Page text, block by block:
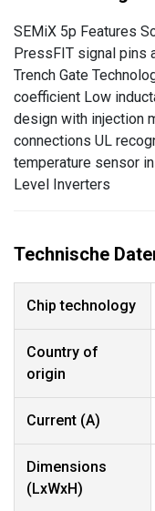
SEMiX 5p Features
PressFIT signal pins
Trench Gate
coefficient Low
design with injection
connections UL
temperature sensor
Level Inverters
Chip technology
Country of
origin
Current (A)
Dimensions
(LxWxH)